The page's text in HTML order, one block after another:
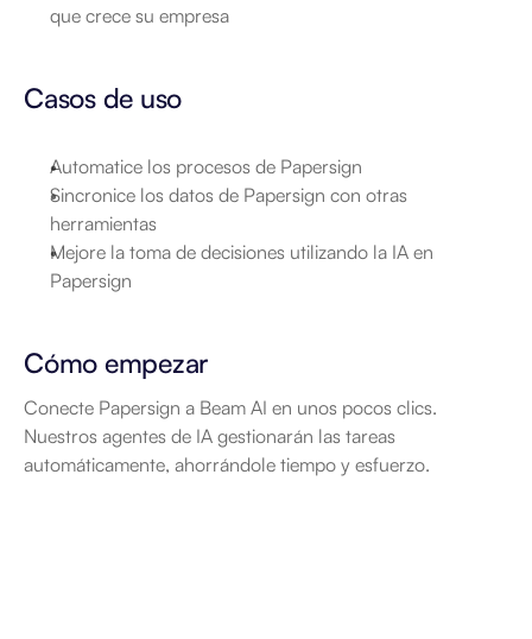
que crece su empresa
Casos de uso
Automatice los procesos de Papersign
Sincronice los datos de Papersign con otras
herramientas
Mejore la toma de decisiones utilizando la IA en
Papersign
Cómo empezar
Conecte Papersign a Beam AI en unos pocos clics.
Nuestros agentes de IA gestionarán las tareas
automáticamente, ahorrándole tiempo y esfuerzo.